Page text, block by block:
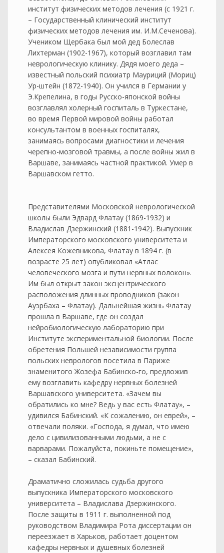
институт физических методов лечения (с 1921 г.
– Государственный клинический институт
физических методов лечения им. И.М.Сеченова).
Учеником Щербака был мой дед Болеслав
Лихтерман (1902-1967), который возглавил там
неврологическую клинику. Дядя моего деда –
известный польский психиатр Мауриций (Мориц)
Ур-штейн (1872-1940). Он учился в Германии у
Э.Крепелина, в годы Русско-японской войны
возглавлял холерный госпиталь в Туркестане,
во время Первой мировой войны работал
консультантом в военных госпиталях,
занимаясь вопросами диагностики и лечения
черепно-мозговой травмы, а после войны жил в
Варшаве, занимаясь частной практикой. Умер в
Варшавском гетто.
Представителями Московской неврологической
школы были Эдвард Флатау (1869-1932) и
Владислав Дзержинский (1881-1942). Выпускник
Императорского московского университета и
Алексея Кожевникова, Флатау в 1894 г. (в
возрасте 25 лет) опубликовал «Атлас
человеческого мозга и пути нервных волокон».
Им был открыт закон эксцентрического
расположения длинных проводников (закон
Ауэрбаха – Флатау). Дальнейшая жизнь Флатау
прошла в Варшаве, где он создал
нейробиологическую лабораторию при
Институте экспериментальной биологии. После
обретения Польшей независимости группа
польских неврологов посетила в Париже
знаменитого Жозефа Бабинско-го, предложив
ему возглавить кафедру нервных болезней
Варшавского университета. «Зачем вы
обратились ко мне? Ведь у вас есть Флатау», –
удивился Бабинский. «К сожалению, он еврей», –
отвечали поляки. «Господа, я думал, что имею
дело с цивилизованными людьми, а не с
варварами. Пожалуйста, покиньте помещение»,
– сказал Бабинский.
Драматично сложилась судьба другого
выпускника Императорского московского
университета – Владислава Дзержинского.
После защиты в 1911 г. выполненной под
руководством Владимира Рота диссертации он
переезжает в Харьков, работает доцентом
кафедры нервных и душевных болезней